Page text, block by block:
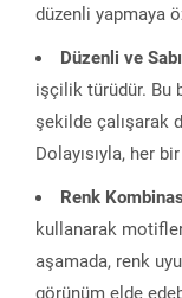
düzenli yapmaya
Düzenli ve
işçilik türüdür. Bu
şekilde çalışarak
Dolayısıyla, her
Renk
kullanarak
aşamada, renk
görünüm elde